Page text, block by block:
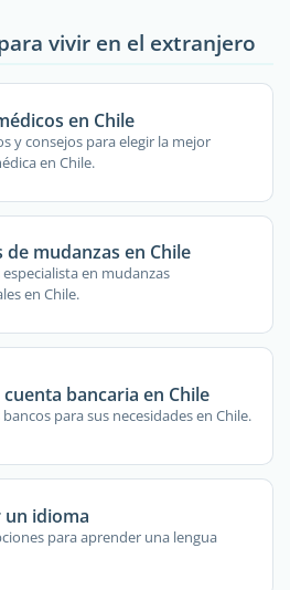
vivir en el extranjero
en Chile
y consejos para elegir la mejor
en Chile.
de mudanzas en Chile
en mudanzas
en Chile.
bancaria en Chile
para sus necesidades en Chile.
idioma
para aprender una lengua